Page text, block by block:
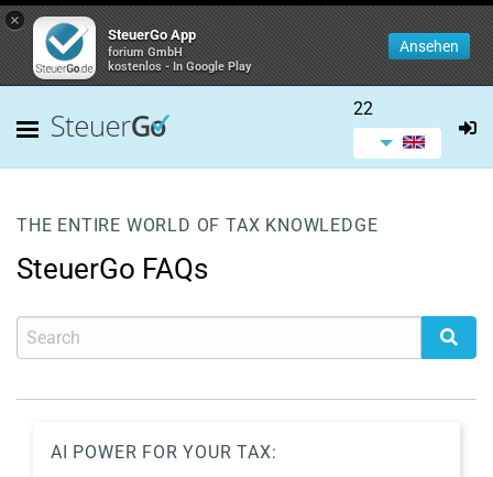
×
SteuerGo App
forium GmbH
kostenlos - In Google Play
Ansehen
22
THE ENTIRE WORLD OF TAX KNOWLEDGE
SteuerGo FAQs
AI POWER FOR YOUR TAX: